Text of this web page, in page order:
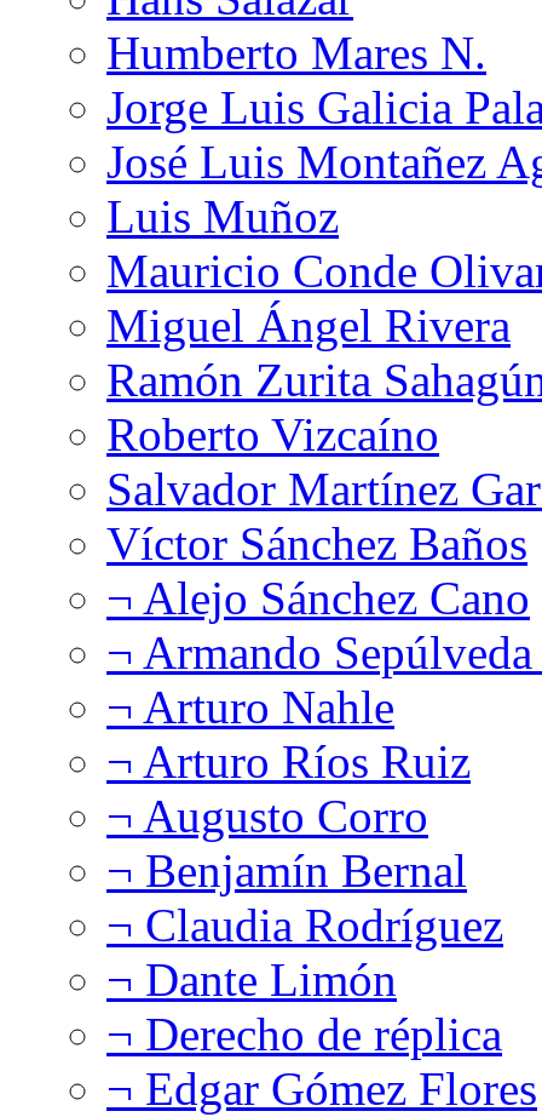
Humberto Mares N.
Jorge Luis Galicia
José Luis Montañez
Luis Muñoz
Mauricio Conde
Miguel Ángel Rivera
Ramón Zurita
Roberto Vizcaíno
Salvador Martínez
Víctor Sánchez Baños
¬ Alejo Sánchez Cano
¬ Armando
¬ Arturo Nahle
¬ Arturo Ríos Ruiz
¬ Augusto Corro
¬ Benjamín Bernal
¬ Claudia Rodríguez
¬ Dante Limón
¬ Derecho de réplica
¬ Edgar Gómez Flores